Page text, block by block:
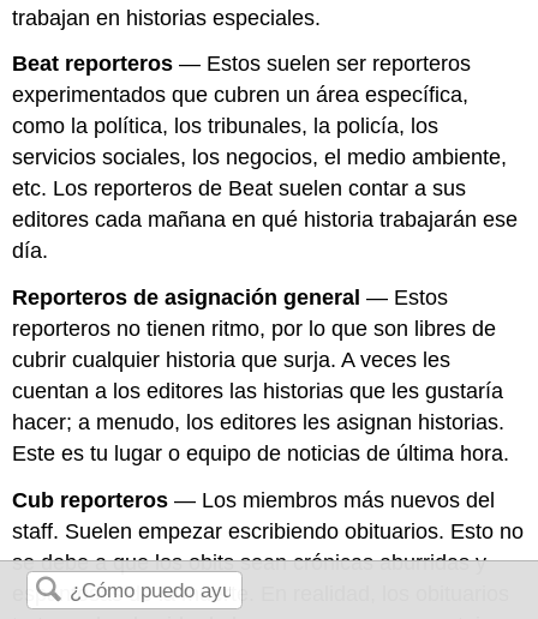
trabajan en historias especiales.
Beat reporteros — Estos suelen ser reporteros
experimentados que cubren un área específica,
como la política, los tribunales, la policía, los
servicios sociales, los negocios, el medio ambiente,
etc. Los reporteros de Beat suelen contar a sus
editores cada mañana en qué historia trabajarán ese
día.
Reporteros de asignación general — Estos
reporteros no tienen ritmo, por lo que son libres de
cubrir cualquier historia que surja. A veces les
cuentan a los editores las historias que les gustaría
hacer; a menudo, los editores les asignan historias.
Este es tu lugar o equipo de noticias de última hora.
Cub reporteros — Los miembros más nuevos del
staff. Suelen empezar escribiendo obituarios. Esto no
se debe a que los obits sean crónicas aburridas y
espantosas de la muerte. En realidad, los obituarios